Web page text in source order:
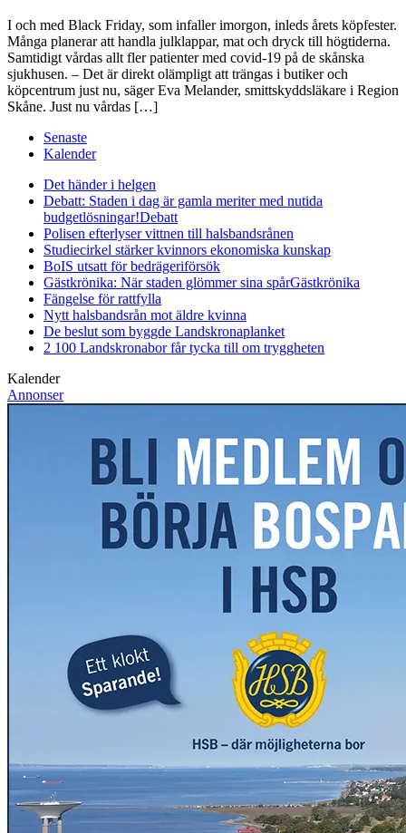
I och med Black Friday, som infaller imorgon, inleds årets köpfester.
Många planerar att handla julklappar, mat och dryck till högtiderna.
Samtidigt vårdas allt fler patienter med covid-19 på de skånska
sjukhusen. – Det är direkt olämpligt att trängas i butiker och
köpcentrum just nu, säger Eva Melander, smittskyddsläkare i Region
Skåne. Just nu vårdas […]
Senaste
Kalender
Det händer i helgen
Debatt: Staden i dag är gamla meriter med nutida
budgetlösningar!Debatt
Polisen efterlyser vittnen till halsbandsrånen
Studiecirkel stärker kvinnors ekonomiska kunskap
BoIS utsatt för bedrägeriförsök
Gästkrönika: När staden glömmer sina spårGästkrönika
Fängelse för rattfylla
Nytt halsbandsrån mot äldre kvinna
De beslut som byggde Landskronaplanket
2 100 Landskronabor får tycka till om tryggheten
Kalender
Annonser